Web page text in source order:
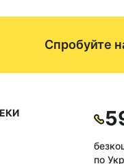
Спробуйте
по